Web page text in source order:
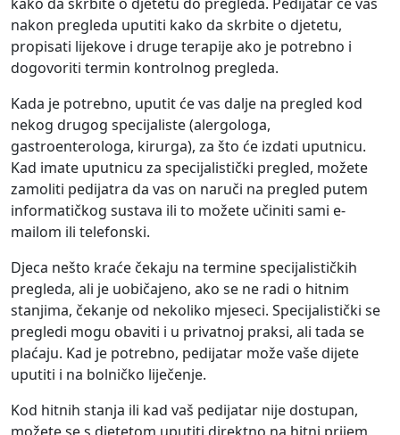
nakon pregleda uputiti kako da skrbite o djetetu,
propisati lijekove i druge terapije ako je potrebno i
dogovoriti termin kontrolnog pregleda.
Kada je potrebno, uputit će vas dalje na pregled kod
nekog drugog specijaliste (alergologa,
gastroenterologa, kirurga), za što će izdati uputnicu.
Kad imate uputnicu za specijalistički pregled, možete
zamoliti pedijatra da vas on naruči na pregled putem
informatičkog sustava ili to možete učiniti sami e-
mailom ili telefonski.
Djeca nešto kraće čekaju na termine specijalističkih
pregleda, ali je uobičajeno, ako se ne radi o hitnim
stanjima, čekanje od nekoliko mjeseci. Specijalistički se
pregledi mogu obaviti i u privatnoj praksi, ali tada se
plaćaju. Kad je potrebno, pedijatar može vaše dijete
uputiti i na bolničko liječenje.
Kod hitnih stanja ili kad vaš pedijatar nije dostupan,